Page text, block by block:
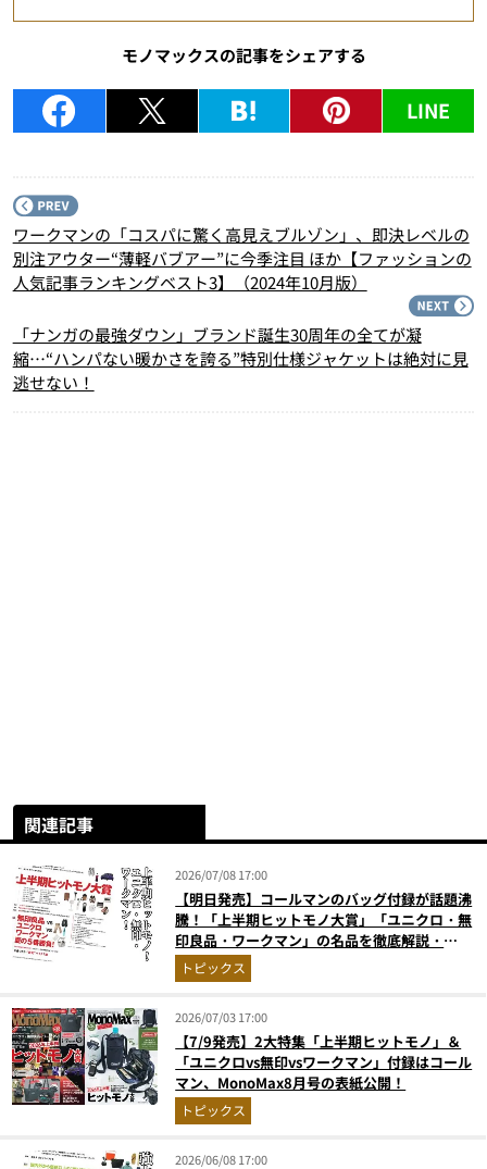
モノマックスの記事をシェアする
LINE
ワークマンの「コスパに驚く高見えブルゾン」、即決レベルの
別注アウター“薄軽バブアー”に今季注目 ほか【ファッションの
人気記事ランキングベスト3】（2024年10月版）
「ナンガの最強ダウン」ブランド誕生30周年の全てが凝
縮…“ハンパない暖かさを誇る”特別仕様ジャケットは絶対に見
逃せない！
関連記事
2026/07/08 17:00
【明日発売】コールマンのバッグ付録が話題沸
騰！「上半期ヒットモノ大賞」「ユニクロ・無
印良品・ワークマン」の名品を徹底解説・
MonoMax8月号の目次を公開
トピックス
2026/07/03 17:00
【7/9発売】2大特集「上半期ヒットモノ」＆
「ユニクロvs無印vsワークマン」付録はコール
マン、MonoMax8月号の表紙公開！
トピックス
2026/06/08 17:00